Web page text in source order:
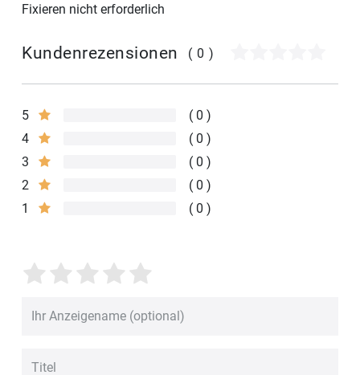
Fixieren nicht erforderlich
Kundenrezensionen (0)
5
0
4
0
3
0
2
0
1
0